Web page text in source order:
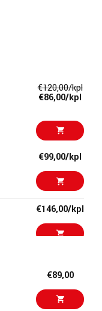
the novel mixed
(mid,
€120,00/kpl
€86,00/kpl
€99,00/kpl
€146,00/kpl
€89,00